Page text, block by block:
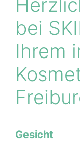
bei
Ihrem
Gesicht